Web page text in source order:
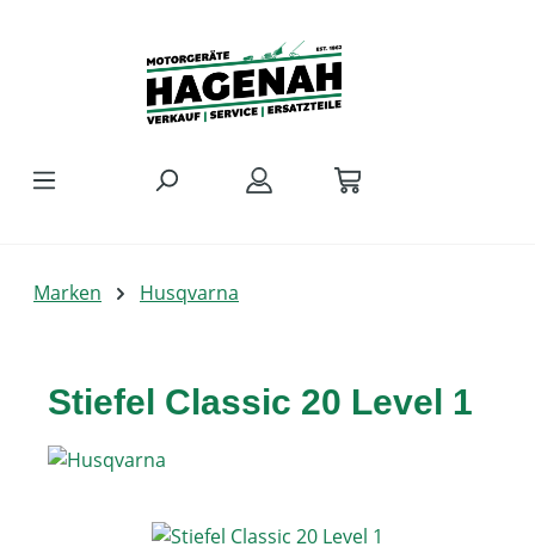
Marken Husqvarna
Stiefel Classic 20 Level 1
Bildergalerie überspringen